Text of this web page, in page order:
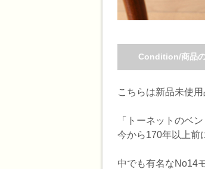
Condition/商品
こちらは新品未使用
「トーネットのベ
今から170年以上前
中でも有名なNo14